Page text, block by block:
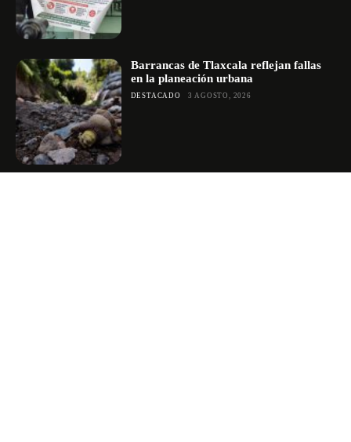
Barrancas de Tlaxcala reflejan fallas
en la planeación urbana
DESTACADO 3 AGOSTO, 2026